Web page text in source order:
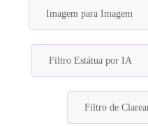
Imagem para Imagem
Filtro Estátua por IA
Filtro de